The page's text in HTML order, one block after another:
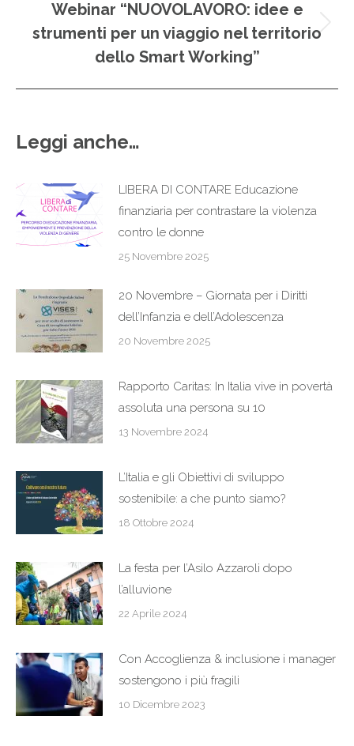
Prossimo
post:
Webinar “NUOVOLAVORO: idee e
strumenti per un viaggio nel territorio
dello Smart Working”
Leggi anche…
LIBERA DI CONTARE Educazione
finanziaria per contrastare la violenza
contro le donne
25 Novembre 2025
20 Novembre – Giornata per i Diritti
dell’Infanzia e dell’Adolescenza
20 Novembre 2025
Rapporto Caritas: In Italia vive in povertà
assoluta una persona su 10
13 Novembre 2024
L’Italia e gli Obiettivi di sviluppo
sostenibile: a che punto siamo?
18 Ottobre 2024
La festa per l’Asilo Azzaroli dopo
l’alluvione
22 Aprile 2024
Con Accoglienza & inclusione i manager
sostengono i più fragili
10 Dicembre 2023